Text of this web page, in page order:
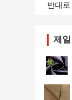
반대
제